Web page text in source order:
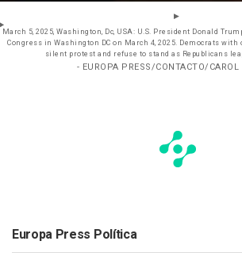
March 5, 2025, Washington, Dc, USA: U.S. President Donald
Congress in Washington DC on March 4, 2025. Democrats with opposing views hold signs of
silent protest and refuse to stand as Republicans
- EUROPA PRESS/CONTACTO/CAROL
Europa Press Política